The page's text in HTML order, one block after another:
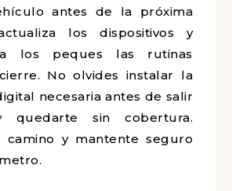
antes de la próxima
los dispositivos y
a los peques las rutinas
No olvides instalar la
necesaria antes de salir
sin cobertura.
camino y mantente seguro